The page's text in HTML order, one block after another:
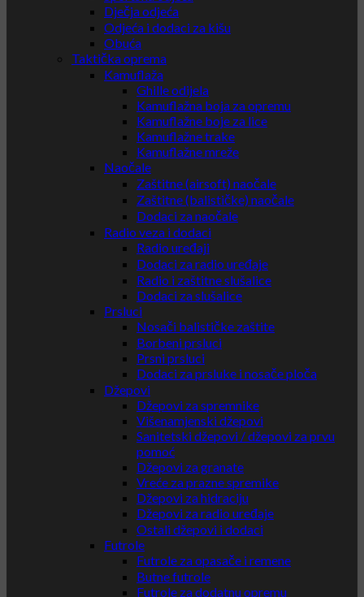
Dječja odjeća
Odjeća i dodaci za kišu
Obuća
Taktička oprema
Kamuflaža
Ghille odijela
Kamuflažna boja za opremu
Kamuflažne boje za lice
Kamuflažne trake
Kamuflažne mreže
Naočale
Zaštitne (airsoft) naočale
Zaštitne (balističke) naočale
Dodaci za naočale
Radio veza i dodaci
Radio uređaji
Dodaci za radio uređaje
Radio i zaštitne slušalice
Dodaci za slušalice
Prsluci
Nosači balističke zaštite
Borbeni prsluci
Prsni prsluci
Dodaci za prsluke i nosače ploča
Džepovi
Džepovi za spremnike
Višenamjenski džepovi
Sanitetski džepovi / džepovi za prvu
pomoć
Džepovi za granate
Vreće za prazne spremike
Džepovi za hidraciju
Džepovi za radio uređaje
Ostali džepovi i dodaci
Futrole
Futrole za opasače i remene
Butne futrole
Futrole za dodatnu opremu